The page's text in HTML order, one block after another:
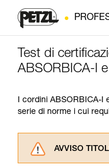
Test di
ABSORBICA-I
I cordini ABSORBICA-I
serie di norme i cui
AVVISO